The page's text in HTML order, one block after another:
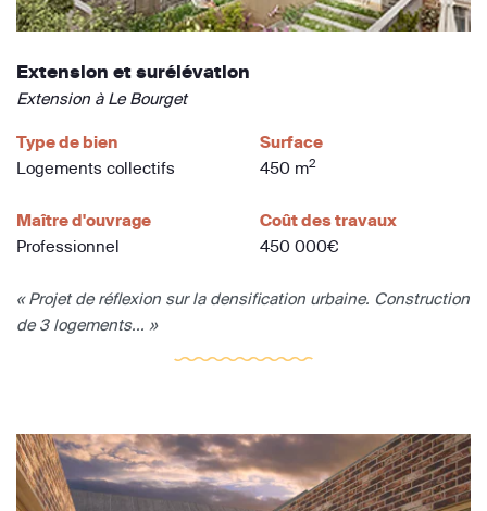
Extension et surélévation
Extension à Le Bourget
Type de bien
Logements collectifs
Surface
450 m2
Maître d'ouvrage
Professionnel
Coût des travaux
450 000€
« Projet de réflexion sur la densification urbaine. Construction
de 3 logements... »